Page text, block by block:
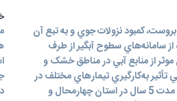
کمبود نزولات جوي و به تبع آن
سامانه‌هاي سطوح آبگير از طرف
از منابع آبي در مناطق خشک و
به‌کارگيري تيمارهاي مختلف در
بستر سامانه‌هاي سطوح آبگير جهت بهينه‌سازي توليد رواناب به مدت 5 سال در استان چهارمحال و